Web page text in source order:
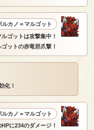
ルカノ＝マルゴット
ゴットは攻撃集中！
ットの赤竜邪爪撃！
化！
ルカノ＝マルゴット
に234のダメージ！